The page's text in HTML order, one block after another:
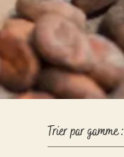
Trier par gamme :